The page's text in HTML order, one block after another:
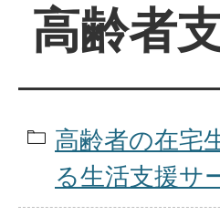
高齢者
高齢者の在宅
る生活支援サ